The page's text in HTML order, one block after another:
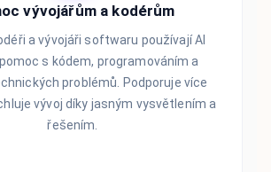
vývojářům a kodérům
a vývojáři softwaru používají AI
s kódem, programováním a
problémů. Podporuje více
vývoj díky jasným vysvětlením a
řešením.